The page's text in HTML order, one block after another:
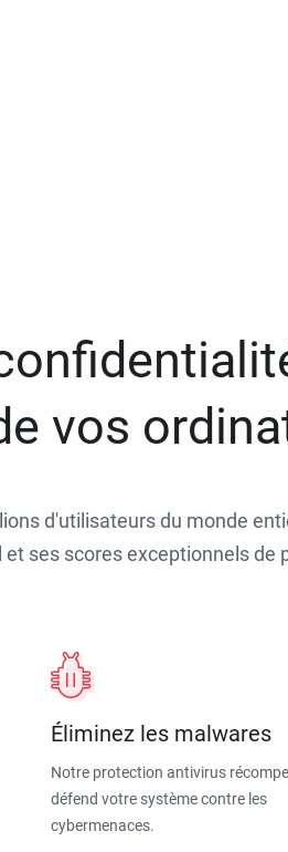
vos
d'utilisateurs du monde
ses scores exceptionnels
Éliminez les malwares
Notre protection antivirus
défend votre système contre les
cybermenaces.